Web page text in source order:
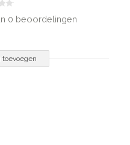
Glycyrrhizate, Disodium
0 beoordelingen
toevoegen